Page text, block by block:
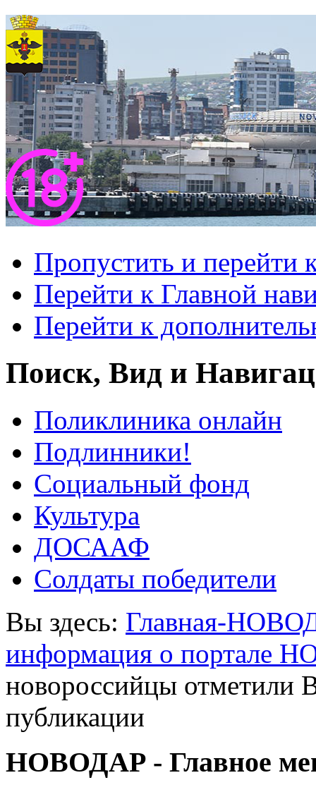
Пропустить и перейти
Перейти к Главной
Перейти к
Поиск, Вид и
Поликлиника онлайн
Подлинники!
Социальный фонд
Культура
ДОСААФ
Солдаты победители
Вы здесь: Главная-
информация о портале
новороссийцы отметили
публикации
НОВОДАР - Главное